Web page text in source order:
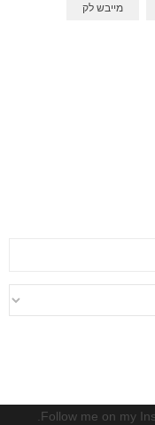
מייבש לק
Follow me on my